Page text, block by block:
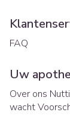
FAQ
Uw
Over ons
wacht